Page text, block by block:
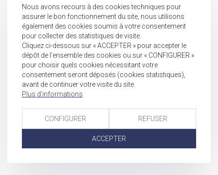
Nous avons recours à des cookies techniques pour
assurer le bon fonctionnement du site, nous utilisons
également des cookies soumis à votre consentement
pour collecter des statistiques de visite.
Cliquez ci-dessous sur « ACCEPTER » pour accepter le
dépôt de l'ensemble des cookies ou sur « CONFIGURER »
pour choisir quels cookies nécessitant votre
consentement seront déposés (cookies statistiques),
avant de continuer votre visite du site.
Plus d'informations
CONFIGURER REFUSER
ACCEPTER